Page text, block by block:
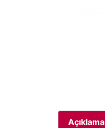
Açıklama